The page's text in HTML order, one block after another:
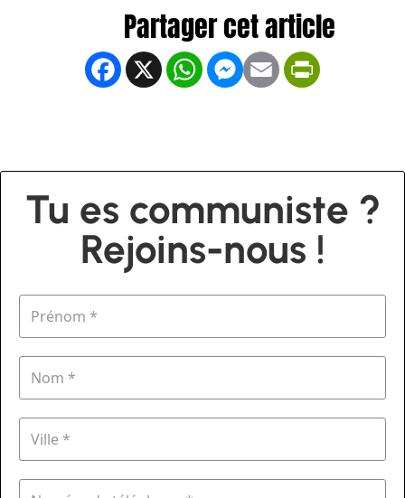
Facebook
X WhatsApp
Messenger
Email
Tu es communiste ?
Rejoins-nous !